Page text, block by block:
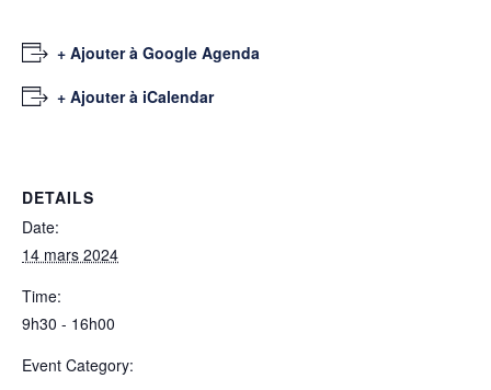
+ Ajouter à Google Agenda
+ Ajouter à iCalendar
DETAILS
Date:
14 mars 2024
Time:
9h30 - 16h00
Event Category: